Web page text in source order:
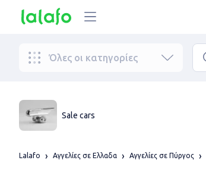
Όλες οι κατηγορίες
Sale cars
Lalafo Αγγελίες σε Ελλαδα Αγγελίες σε Πύργος